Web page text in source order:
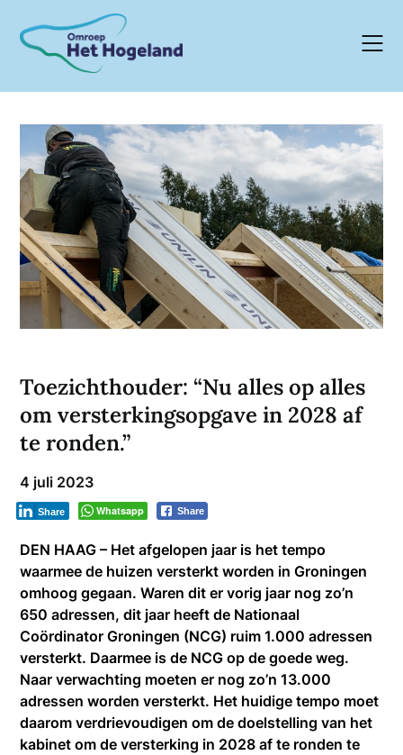
content
Toezichthouder: “Nu alles op alles
om versterkingsopgave in 2028 af
te ronden.”
4 juli 2023
Whatsapp Share
Share
DEN HAAG – Het afgelopen jaar is het tempo
waarmee de huizen versterkt worden in Groningen
omhoog gegaan. Waren dit er vorig jaar nog zo’n
650 adressen, dit jaar heeft de Nationaal
Coördinator Groningen (NCG) ruim 1.000 adressen
versterkt. Daarmee is de NCG op de goede weg.
Naar verwachting moeten er nog zo’n 13.000
adressen worden versterkt. Het huidige tempo moet
daarom verdrievoudigen om de doelstelling van het
kabinet om de versterking in 2028 af te ronden te